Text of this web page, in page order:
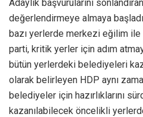
Adaylık başvurularını
değerlendirmeye almaya
bazı yerlerde merkezi eğilim ile
parti, kritik yerler için adım
bütün yerlerdeki belediyeleri
olarak belirleyen HDP aynı
belediyeler için hazırlıklarını
kazanılabilecek öncelikli